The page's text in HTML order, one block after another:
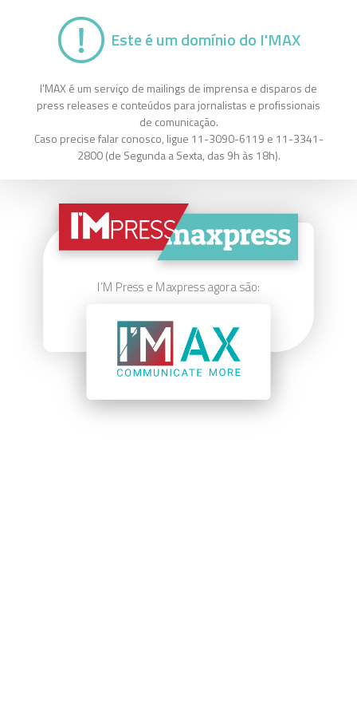
Este é um domínio do I'MAX
I'MAX é um serviço de mailings de imprensa e disparos de
press releases e conteúdos para jornalistas e profissionais
de comunicação.
Caso precise falar conosco, ligue 11-3090-6119 e 11-3341-
2800 (de Segunda a Sexta, das 9h às 18h).
I’M Press e Maxpress agora são: